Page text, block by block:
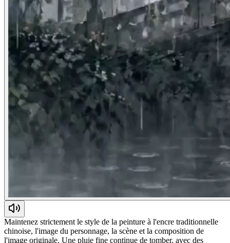
Maintenez strictement le style de la peinture à l'encre traditionnelle
chinoise, l'image du personnage, la scène et la composition de
l'image originale. Une pluie fine continue de tomber, avec des